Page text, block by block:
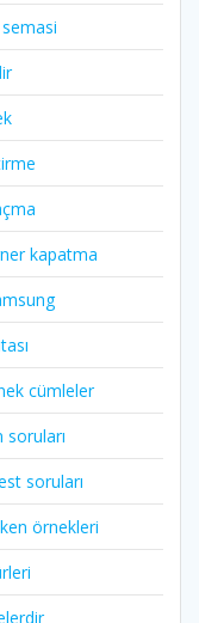
kapatma
cümleler
soruları
soruları
örnekleri